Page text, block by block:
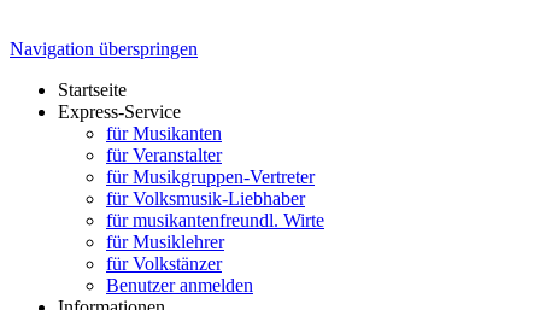
Navigation überspringen
Startseite
Express-Service
für Musikanten
für Veranstalter
für Musikgruppen-Vertreter
für Volksmusik-Liebhaber
für musikantenfreundl. Wirte
für Musiklehrer
für Volkstänzer
Benutzer anmelden